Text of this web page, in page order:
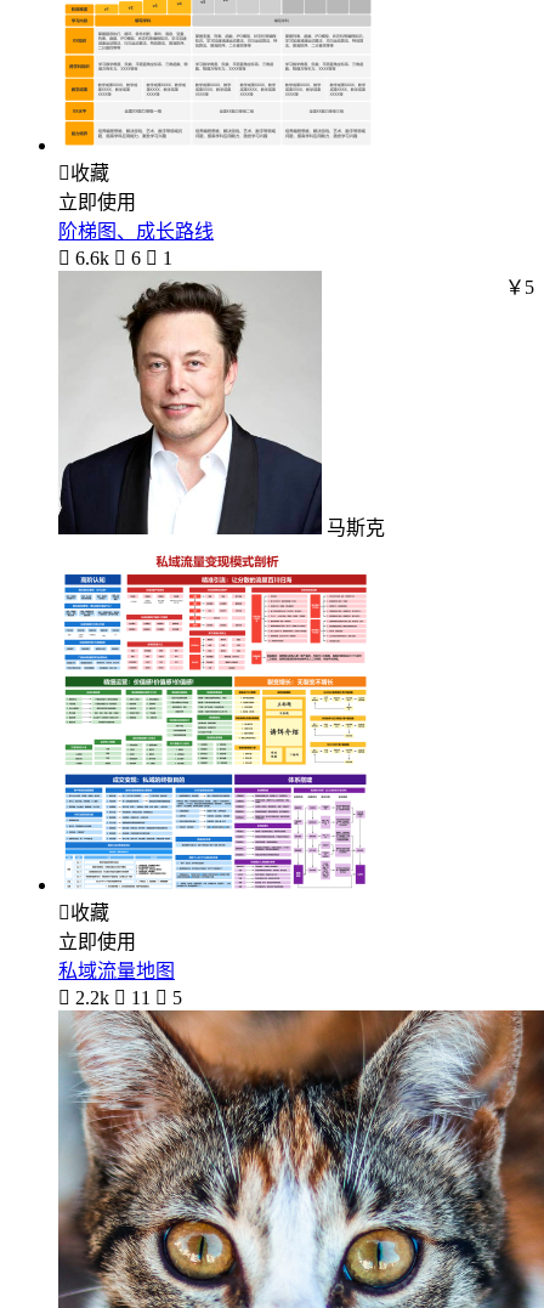
收藏
立即使用
阶梯图、成长路线
 6.6k  6  1
马斯克
￥5
收藏
立即使用
私域流量地图
 2.2k  11  5